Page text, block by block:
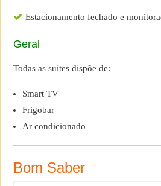
Estacionamento fechado e
Geral
Todas as suítes dispõe de:
Smart TV
Frigobar
Ar condicionado
Bom Saber